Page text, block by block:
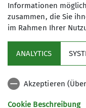
15.07.2026
Hier eine
Quartals 2026,
Homepage des
noch bis 8.11.26
kleine Ausstellung
Weitere Beiträge
Service
Informationen
zusammen, die Sie
im Rahmen Ihrer
ANALYTICS
Akzeptieren
Cookie Beschreibung